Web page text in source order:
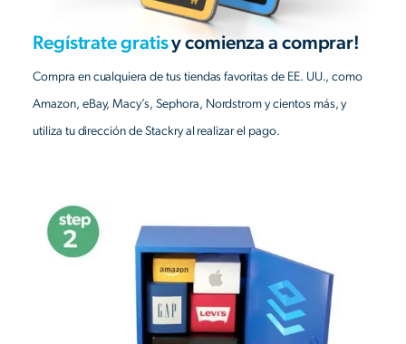
Regístrate gratisy comienza a comprar!
Compra en cualquiera de tus tiendas favoritas de EE. UU., como
Amazon, eBay, Macy’s, Sephora, Nordstrom y cientos más, y
utiliza tu dirección de Stackry al realizar el pago.